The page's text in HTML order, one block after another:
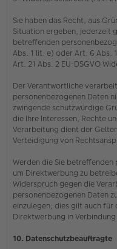
Sie haben das Recht, aus
Situation ergeben, jederzeit
betreffenden
Abs. 1 lit. e) oder Art. 6 Abs.
Art. 21 Abs. 2 EU-DSGVO
Der Verantwortliche
personenbezogenen Daten
zwingende schutzwürdige
die Ihre Interessen, Rechte
Verarbeitung dient der
Verteidigung von
Werden die Sie
um Direktwerbung zu
Widerspruch gegen die
personenbezogenen Daten
einzulegen; dies gilt auch
Direktwerbung in
10. Datenschutzbeauftragte